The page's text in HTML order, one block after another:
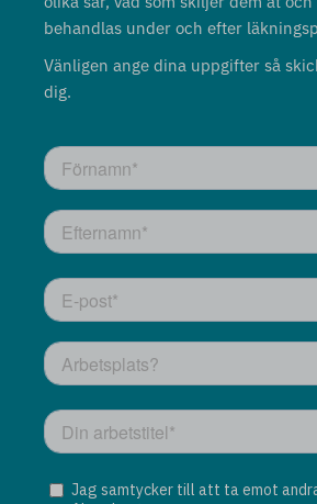
behandlas under och efter
Vänligen ange dina uppgifter så
dig.